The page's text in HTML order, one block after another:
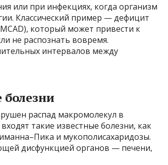
или при инфекциях, когда организм
Классический пример — дефицит
который может привести к
не распознать вовремя.
интервалов между
распад макромолекул в
такие известные болезни, как
и мукополисахаридозы.
дисфункцией органов — печени,